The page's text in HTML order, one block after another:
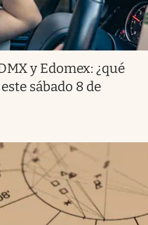
y Edomex: ¿qué
sábado 8 de